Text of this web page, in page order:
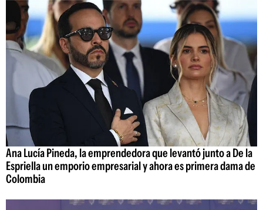
Ana Lucía Pineda, la emprendedora que levantó junto a De la
Espriella un emporio empresarial y ahora es primera dama de
Colombia